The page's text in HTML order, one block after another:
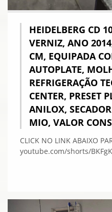
HEIDELBERG CD
VERNIZ, ANO
CM, EQUIPADA
AUTOPLATE,
REFRIGERAÇÃO
CENTER, PRESET
ANILOX,
MIO, VALOR
CLICK NO LINK ABAIXO
youtube.com/shorts/